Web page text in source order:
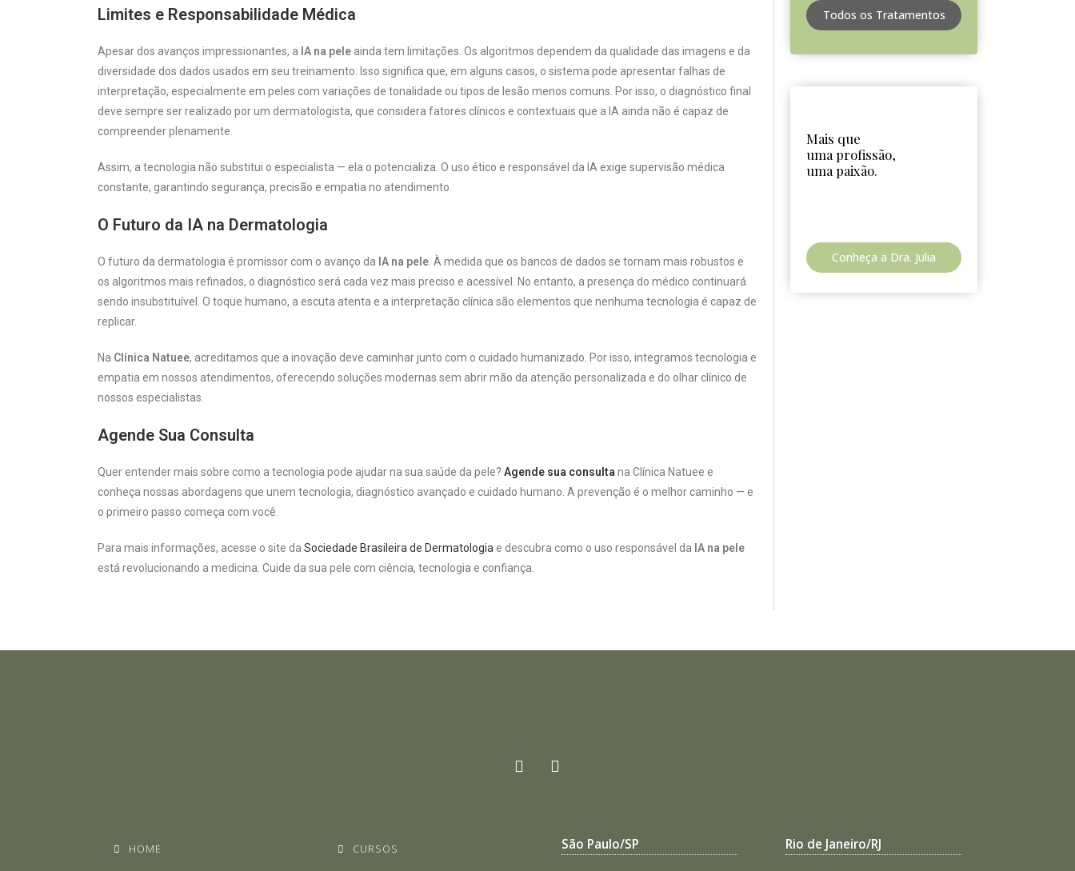
Limites e Responsabilidade Médica
Apesar dos avanços impressionantes, a IA na pele ainda tem limitações. Os algoritmos dependem da qualidade das imagens e da
diversidade dos dados usados em seu treinamento. Isso significa que, em alguns casos, o sistema pode apresentar falhas de
interpretação, especialmente em peles com variações de tonalidade ou tipos de lesão menos comuns. Por isso, o diagnóstico final
deve sempre ser realizado por um dermatologista, que considera fatores clínicos e contextuais que a IA ainda não é capaz de
compreender plenamente.
Assim, a tecnologia não substitui o especialista — ela o potencializa. O uso ético e responsável da IA exige supervisão médica
constante, garantindo segurança, precisão e empatia no atendimento.
O Futuro da IA na Dermatologia
O futuro da dermatologia é promissor com o avanço da IA na pele . À medida que os bancos de dados se tornam mais robustos e
os algoritmos mais refinados, o diagnóstico será cada vez mais preciso e acessível. No entanto, a presença do médico continuará
sendo insubstituível. O toque humano, a escuta atenta e a interpretação clínica são elementos que nenhuma tecnologia é capaz de
replicar.
Na Clínica Natuee, acreditamos que a inovação deve caminhar junto com o cuidado humanizado. Por isso, integramos tecnologia e
empatia em nossos atendimentos, oferecendo soluções modernas sem abrir mão da atenção personalizada e do olhar clínico de
nossos especialistas.
Agende Sua Consulta
Quer entender mais sobre como a tecnologia pode ajudar na sua saúde da pele? Agende sua consulta na Clínica Natuee e
conheça nossas abordagens que unem tecnologia, diagnóstico avançado e cuidado humano. A prevenção é o melhor caminho — e
o primeiro passo começa com você.
Para mais informações, acesse o site da Sociedade Brasileira de Dermatologia e descubra como o uso responsável da IA na pele
está revolucionando a medicina. Cuide da sua pele com ciência, tecnologia e confiança.
Todos os Tratamentos
Mais que
uma profissão,
uma paixão.
Conheça a Dra. Julia
HOME CURSOS São Paulo/SP
Rio de Janeiro/RJ